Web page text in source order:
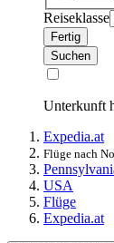
Reiseklasse
Fertig
Suchen
Unterkunft
Expedia.at
Flüge nach
USA
Flüge
Expedia.at